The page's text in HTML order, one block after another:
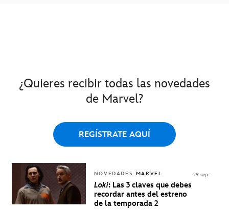
¿Quieres recibir todas las novedades
de Marvel?
REGÍSTRATE AQUÍ
NOVEDADES MARVEL
Loki: Las 3 claves que debes
recordar antes del estreno
de la temporada 2
29 sep.